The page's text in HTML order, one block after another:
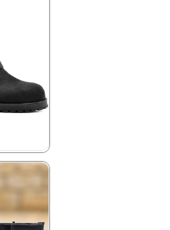
Ücretsiz
Kargo
★ ★